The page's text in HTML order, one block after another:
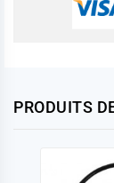
PRODUITS